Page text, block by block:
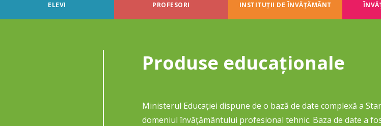
ELEVI PROFESORI INSTITUȚII DE ÎNVĂȚĂMÂNT
Produse educaționale
Ministerul Educației dispune de o bază de date complexă a
domeniul învățământului profesional tehnic. Baza de date a